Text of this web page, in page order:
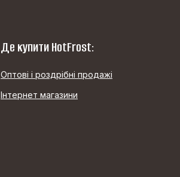
Де купити HotFrost:
Оптові і роздрібні продажі
Інтернет магазини